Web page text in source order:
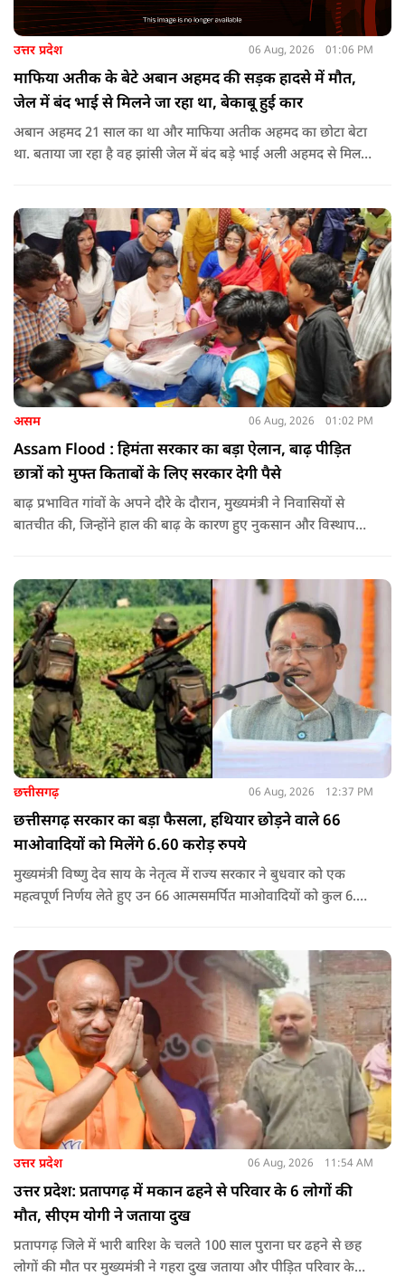
उत्तर प्रदेश 06 Aug, 2026 01:06 PM
माफिया अतीक के बेटे अबान अहमद की सड़क हादसे में मौत,
जेल में बंद भाई से मिलने जा रहा था, बेकाबू हुई कार
अबान अहमद 21 साल का था और माफिया अतीक अहमद का छोटा बेटा
था. बताया जा रहा है वह झांसी जेल में बंद बड़े भाई अली अहमद से मिलने
असम 06 Aug, 2026 01:02 PM
Assam Flood : हिमंता सरकार का बड़ा ऐलान, बाढ़ पीड़ित
छात्रों को मुफ्त किताबों के लिए सरकार देगी पैसे
बाढ़ प्रभावित गांवों के अपने दौरे के दौरान, मुख्यमंत्री ने निवासियों से
बातचीत की, जिन्होंने हाल की बाढ़ के कारण हुए नुकसान और विस्थापन
छत्तीसगढ़ 06 Aug, 2026 12:37 PM
छत्तीसगढ़ सरकार का बड़ा फैसला, हथियार छोड़ने वाले 66
माओवादियों को मिलेंगे 6.60 करोड़ रुपये
मुख्यमंत्री विष्णु देव साय के नेतृत्व में राज्य सरकार ने बुधवार को एक
महत्वपूर्ण निर्णय लेते हुए उन 66 आत्मसमर्पित माओवादियों को कुल 6.60
उत्तर प्रदेश 06 Aug, 2026 11:54 AM
उत्तर प्रदेश: प्रतापगढ़ में मकान ढहने से परिवार के 6 लोगों की
मौत, सीएम योगी ने जताया दुख
प्रतापगढ़ जिले में भारी बारिश के चलते 100 साल पुराना घर ढहने से छह
लोगों की मौत पर मुख्यमंत्री ने गहरा दुख जताया और पीड़ित परिवार के